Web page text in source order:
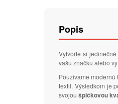
Popis
Vytvorte si
vašu značku alebo
Používame
textil. Výsledkom je
svojou špičkovou